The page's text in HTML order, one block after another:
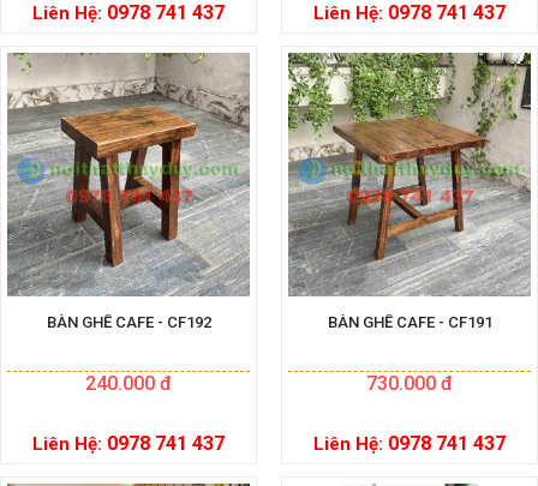
Liên Hệ: 0978 741 437 Liên Hệ: 0978 741 437
BÀN GHẾ CAFE - CF192
240.000 đ
Liên Hệ: 0978 741 437
BÀN GHẾ CAFE - CF191
730.000 đ
Liên Hệ: 0978 741 437